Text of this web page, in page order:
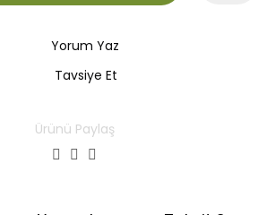
Yorum Yaz
Tavsiye Et
Ürünü Paylaş